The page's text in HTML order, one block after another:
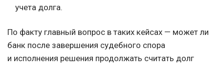
учета долга.
По факту главный вопрос в таких кейсах — может ли
банк после завершения судебного спора
и исполнения решения продолжать считать долг